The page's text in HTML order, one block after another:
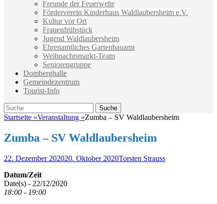
Freunde der Feuerwehr
Förderverein Kinderhaus Waldlaubersheim e.V.
Kultur vor Ort
Frauenfrühstück
Jugend Waldlaubersheim
Ehrenamtliches Gartenbauamt
Weihnachtsmarkt-Team
Seniorengruppe
Domberghalle
Gemeindezentrum
Tourist-Info
Suche
Suche
nach:
Startseite »Veranstaltung »Zumba – SV Waldlaubersheim
Zumba – SV Waldlaubersheim
Veröffentlicht
22. Dezember 202020. Oktober 2020Autor
Torsten Strauss
Datum/Zeit
Date(s) - 22/12/2020
18:00 - 19:00